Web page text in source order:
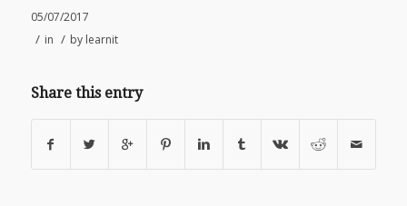
05/07/2017
/ in / by learnit
Share this entry